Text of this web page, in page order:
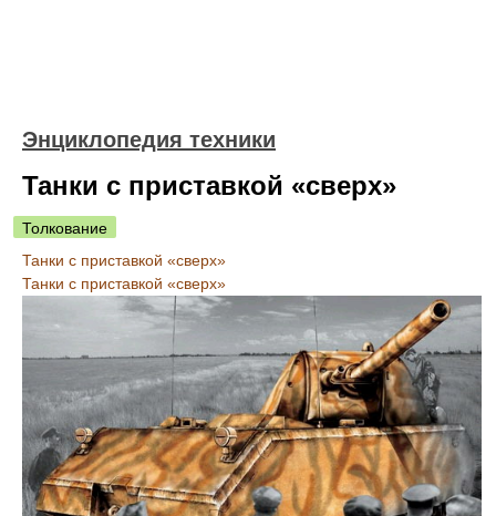
Энциклопедия техники
Танки с приставкой «сверх»
Толкование
Танки с приставкой «сверх»
Танки с приставкой «сверх»